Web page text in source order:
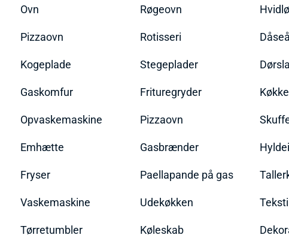
Ovn
Pizzaovn
Kogeplade
Gaskomfur
Opvaskemaskine
Emhætte
Fryser
Vaskemaskine
Tørretumbler
Røgeovn
Rotisseri
Stegeplader
Frituregryder
Pizzaovn
Gasbrænder
Paellapande på gas
Udekøkken
Køleskab